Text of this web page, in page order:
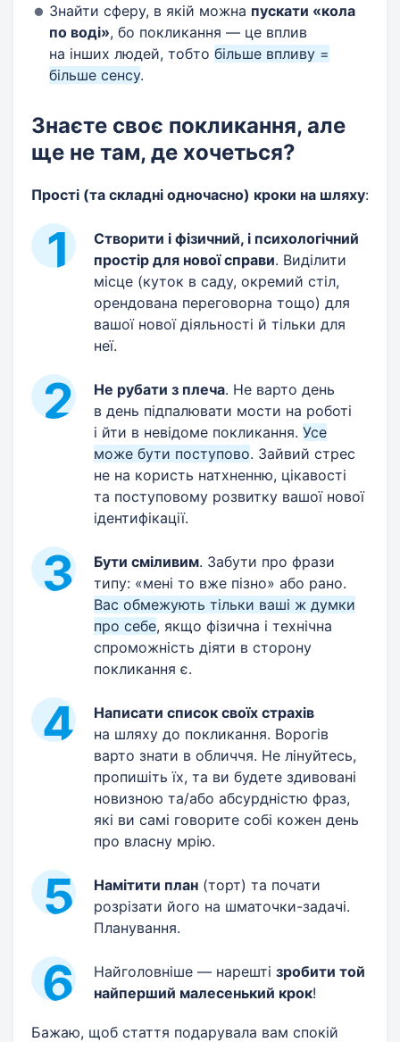
Знайти сферу, в якій можна пускати «кола
по воді», бо покликання — це вплив
на інших людей, тобто більше впливу =
більше сенсу.
Знаєте своє покликання, але
ще не там, де хочеться?
Прості (та складні одночасно) кроки на шляху:
Створити і фізичний, і психологічний
простір для нової справи. Виділити
місце (куток в саду, окремий стіл,
орендована переговорна тощо) для
вашої нової діяльності й тільки для
неї.
Не рубати з плеча. Не варто день
в день підпалювати мости на роботі
і йти в невідоме покликання. Усе
може бути поступово. Зайвий стрес
не на користь натхненню, цікавості
та поступовому розвитку вашої нової
ідентифікації.
Бути сміливим. Забути про фрази
типу: «мені то вже пізно» або рано.
Вас обмежують тільки ваші ж думки
про себе, якщо фізична і технічна
спроможність діяти в сторону
покликання є.
Написати список своїх страхів
на шляху до покликання. Ворогів
варто знати в обличчя. Не лінуйтесь,
пропишіть їх, та ви будете здивовані
новизною та/або абсурдністю фраз,
які ви самі говорите собі кожен день
про власну мрію.
Намітити план (торт) та почати
розрізати його на шматочки-задачі.
Планування.
Найголовніше — нарешті зробити той
найперший малесенький крок!
Бажаю, щоб стаття подарувала вам спокій